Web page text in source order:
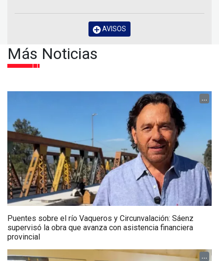
AVISOS
Más Noticias
...
Puentes sobre el río Vaqueros y Circunvalación: Sáenz
supervisó la obra que avanza con asistencia financiera
provincial
...